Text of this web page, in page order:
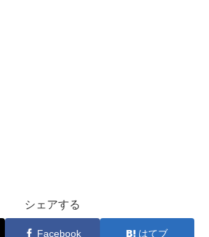
シェアする
Facebook はてブ